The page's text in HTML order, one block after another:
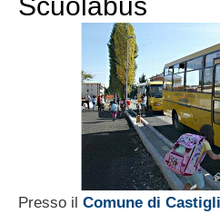
Presso il Comune di